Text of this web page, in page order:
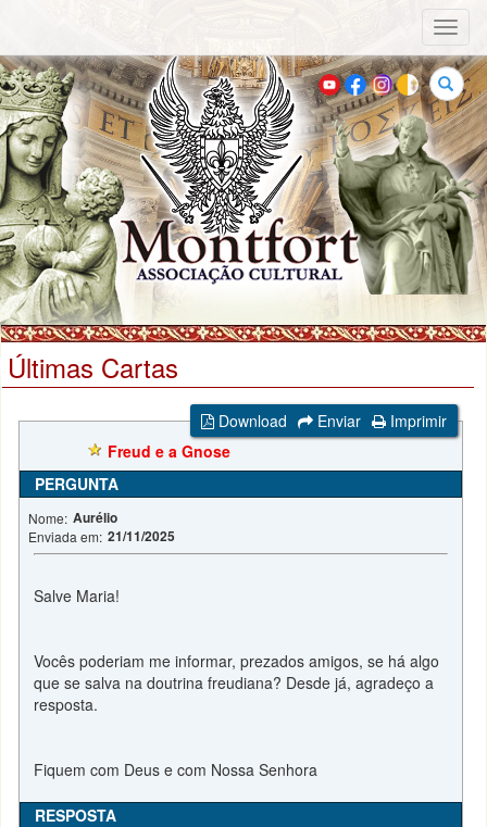
Buscar
Últimas Cartas
Download Enviar
Imprimir
Freud e a Gnose
PERGUNTA
Nome: Aurélio
Enviada em: 21/11/2025
Salve Maria!
Vocês poderiam me informar, prezados amigos, se há algo
que se salva na doutrina freudiana? Desde já, agradeço a
resposta.
Fiquem com Deus e com Nossa Senhora
RESPOSTA